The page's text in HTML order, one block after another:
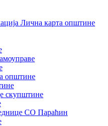
Лична карта општине
општине
скупштине
СО Параћин